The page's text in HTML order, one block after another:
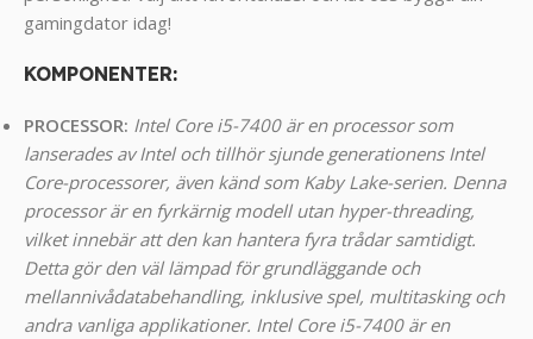
gamingdator idag!
KOMPONENTER:
PROCESSOR: Intel Core i5-7400 är en processor som
lanserades av Intel och tillhör sjunde generationens Intel
Core-processorer, även känd som Kaby Lake-serien. Denna
processor är en fyrkärnig modell utan hyper-threading,
vilket innebär att den kan hantera fyra trådar samtidigt.
Detta gör den väl lämpad för grundläggande och
mellannivådatabehandling, inklusive spel, multitasking och
andra vanliga applikationer. Intel Core i5-7400 är en